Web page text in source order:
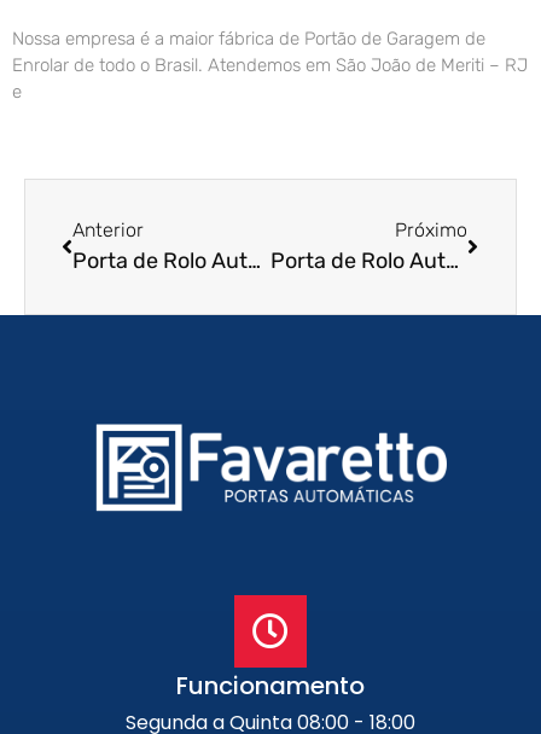
Nossa empresa é a maior fábrica de Portão de Garagem de
Enrolar de todo o Brasil. Atendemos em São João de Meriti – RJ
e
Anterior
Porta de Rolo Automática em Avaré – SP
Próximo
Porta de Rolo Automática em Francisco Morato – SP
Funcionamento
Segunda a Quinta 08:00 - 18:00